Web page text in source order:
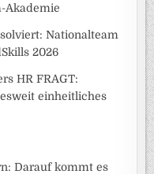
Akademie
Nationalteam
2026
HR FRAGT:
einheitliches
Darauf kommt es